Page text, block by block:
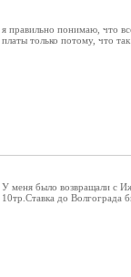
я правильно понимаю, что
платы только потому, что
У меня было возвращали с
10тр.Ставка до Волгограда